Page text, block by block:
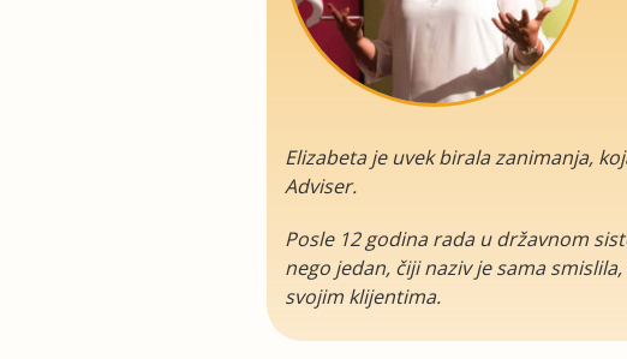
Elizabeta je uvek birala zanimanja,
Adviser.
Posle 12 godina rada u državnom
nego jedan, čiji naziv je sama
svojim klijentima.